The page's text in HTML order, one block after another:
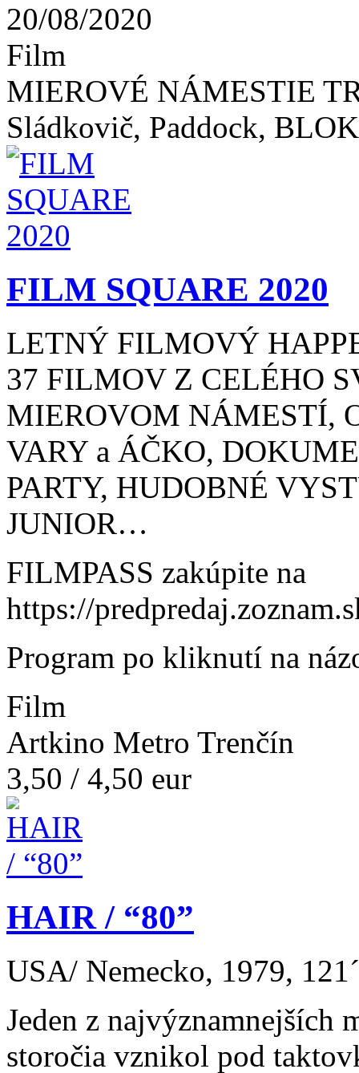
20/08/2020
Film
MIEROVÉ NÁMESTIE
Sládkovič, Paddock,
FILM SQUARE 2020
LETNÝ FILMOVÝ
37 FILMOV Z CELÉHO
MIEROVOM NÁMESTÍ,
VARY a ÁČKO,
PARTY, HUDOBNÉ
JUNIOR…
FILMPASS zakúpite na
https://
Program po kliknutí na
Film
Artkino Metro Trenčín
3,50 / 4,50 eur
HAIR / “80”
USA/ Nemecko, 1979,
Jeden z najvýznamnejších
storočia vznikol pod